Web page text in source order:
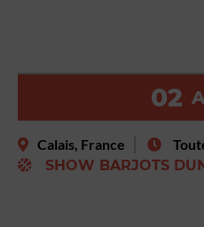
02
Calais, France
SHOW BARJOTS